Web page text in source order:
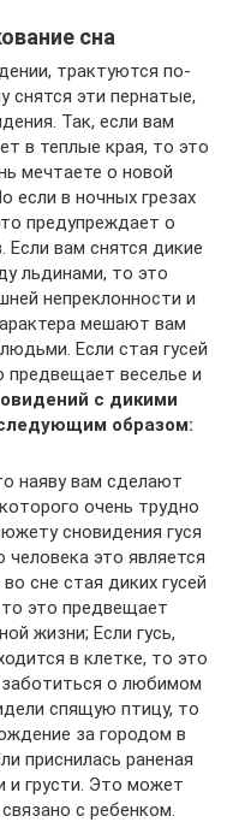
сна
трактуются по-
снятся эти пернатые,
Так, если вам
в теплые края, то это
мечтаете о новой
если в ночных грезах
предупреждает о
Если вам снятся дикие
льдинами, то это
непреклонности и
мешают вам
Если стая гусей
предвещает веселье и
с дикими
образом:
наяву вам сделают
очень трудно
сновидения гуся
это является
сне стая диких гусей
это предвещает
жизни; Если гусь,
в клетке, то это
о любимом
спящую птицу, то
за городом в
приснилась раненая
и грусти. Это может
с ребенком.